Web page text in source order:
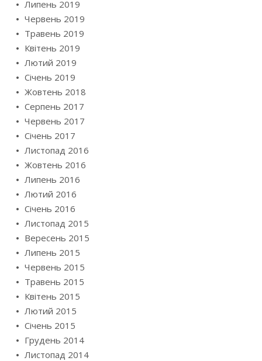
Липень 2019
Червень 2019
Травень 2019
Квітень 2019
Лютий 2019
Січень 2019
Жовтень 2018
Серпень 2017
Червень 2017
Січень 2017
Листопад 2016
Жовтень 2016
Липень 2016
Лютий 2016
Січень 2016
Листопад 2015
Вересень 2015
Липень 2015
Червень 2015
Травень 2015
Квітень 2015
Лютий 2015
Січень 2015
Грудень 2014
Листопад 2014